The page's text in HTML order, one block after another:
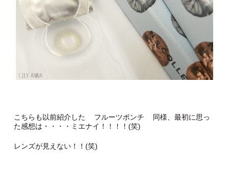
こちらも以前紹介した フルーツポンチ
同様、最初に思っ
た感想は・・・・ミエナイ！！！！(笑)
レンズが見えない！！(笑)